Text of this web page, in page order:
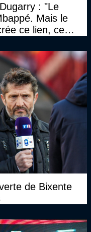
: "Le
Mais le
ce lien, ce
de Bixente